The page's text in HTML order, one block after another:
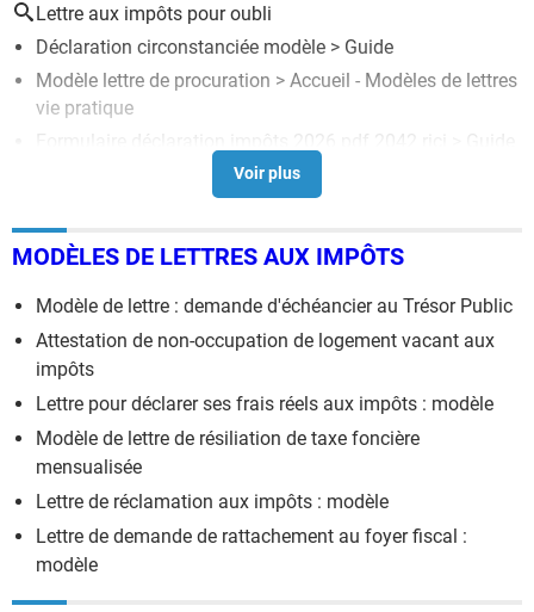
Lettre aux impôts pour oubli
Déclaration circonstanciée modèle > Guide
Modèle lettre de procuration > Accueil - Modèles de lettres
vie pratique
Formulaire déclaration impôts 2026 pdf 2042 rici
Modele lettre de candidature> Guide
MODÈLES DE LETTRES AUX IMPÔTS
Modèle de lettre : demande d'échéancier au Trésor Public
Attestation de non-occupation de logement vacant aux
impôts
Lettre pour déclarer ses frais réels aux impôts : modèle
Modèle de lettre de résiliation de taxe foncière
mensualisée
Lettre de réclamation aux impôts : modèle
Lettre de demande de rattachement au foyer fiscal :
modèle